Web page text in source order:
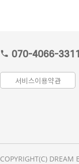
070-4066-3311
서비스이용약관
COPYRIGHT(C)